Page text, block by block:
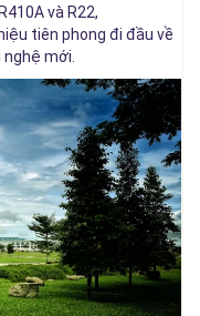
và R22,
tiên phong đi đầu về
mới.